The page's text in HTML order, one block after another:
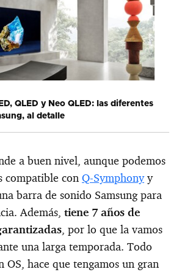
QLED y Neo QLED: las diferentes
al detalle
a buen nivel, aunque podemos
compatible con Q-Symphonyy
barra de sonido Samsung para
Además, tiene 7 años de
, por lo que la vamos
una larga temporada. Todo
OS, hace que tengamos un gran